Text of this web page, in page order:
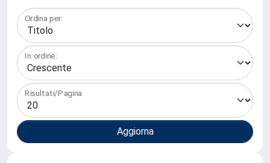
Ordina per:
In ordine:
Risultati/Pagina